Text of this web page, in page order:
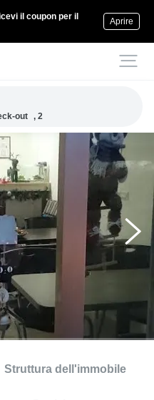
il coupon per il
Aprire
out , 2
Struttura dell'immobile